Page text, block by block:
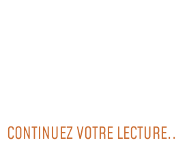
CONTINUEZ VOTRE LECTURE..